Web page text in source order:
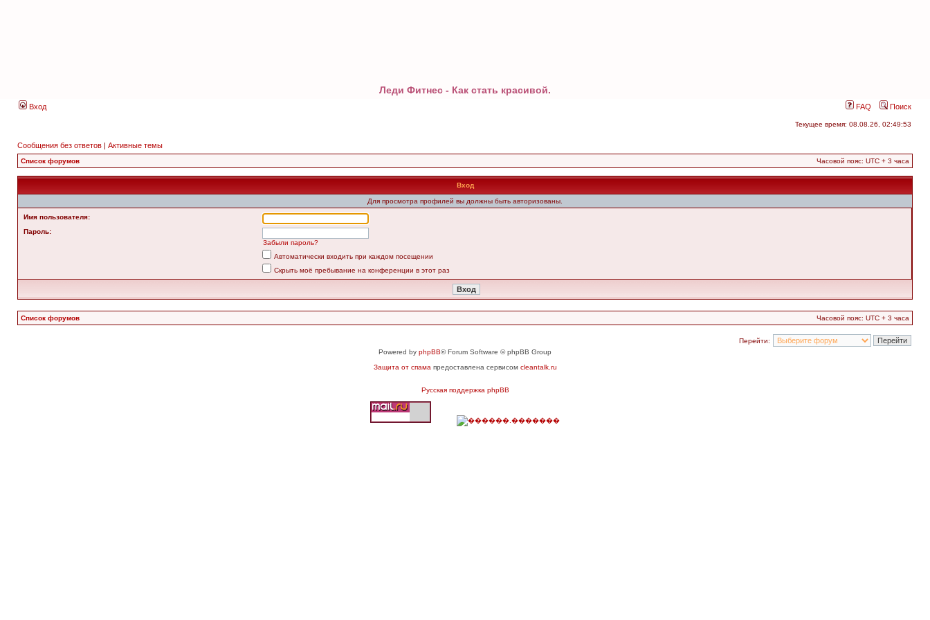
Леди Фитнес - Как стать красивой.
Вход FAQ Поиск
Текущее время: 08.08.26, 02:49:53
Сообщения без ответов | Активные темы
Список форумов Часовой пояс: UTC + 3 часа
Вход
Для просмотра профилей вы должны быть авторизованы.
Имя пользователя:
Пароль:
Забыли пароль?
Автоматически входить при каждом посещении
Скрыть моё пребывание на конференции в этот раз
Список форумов Часовой пояс: UTC + 3 часа
Перейти:
Powered by phpBB® Forum Software © phpBB Group
Защита от спама предоставлена сервисом cleantalk.ru
Русская поддержка phpBB